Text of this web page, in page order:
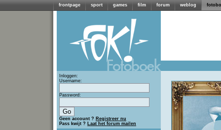
frontpage sport games film forum weblog
Inloggen:
Username:
Password:
Geen account ? Registreer nu
Pass kwijt ? Laat het forum mailen